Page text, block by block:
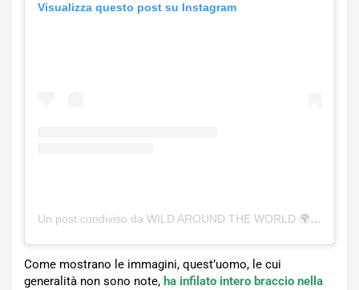
Visualizza questo post su Instagram
Un post condiviso da WILD AROUND THE WORLD 🌍 (@infavoritewild)
Come mostrano le immagini, quest’uomo, le cui
generalità non sono note, ha infilato intero braccio nella